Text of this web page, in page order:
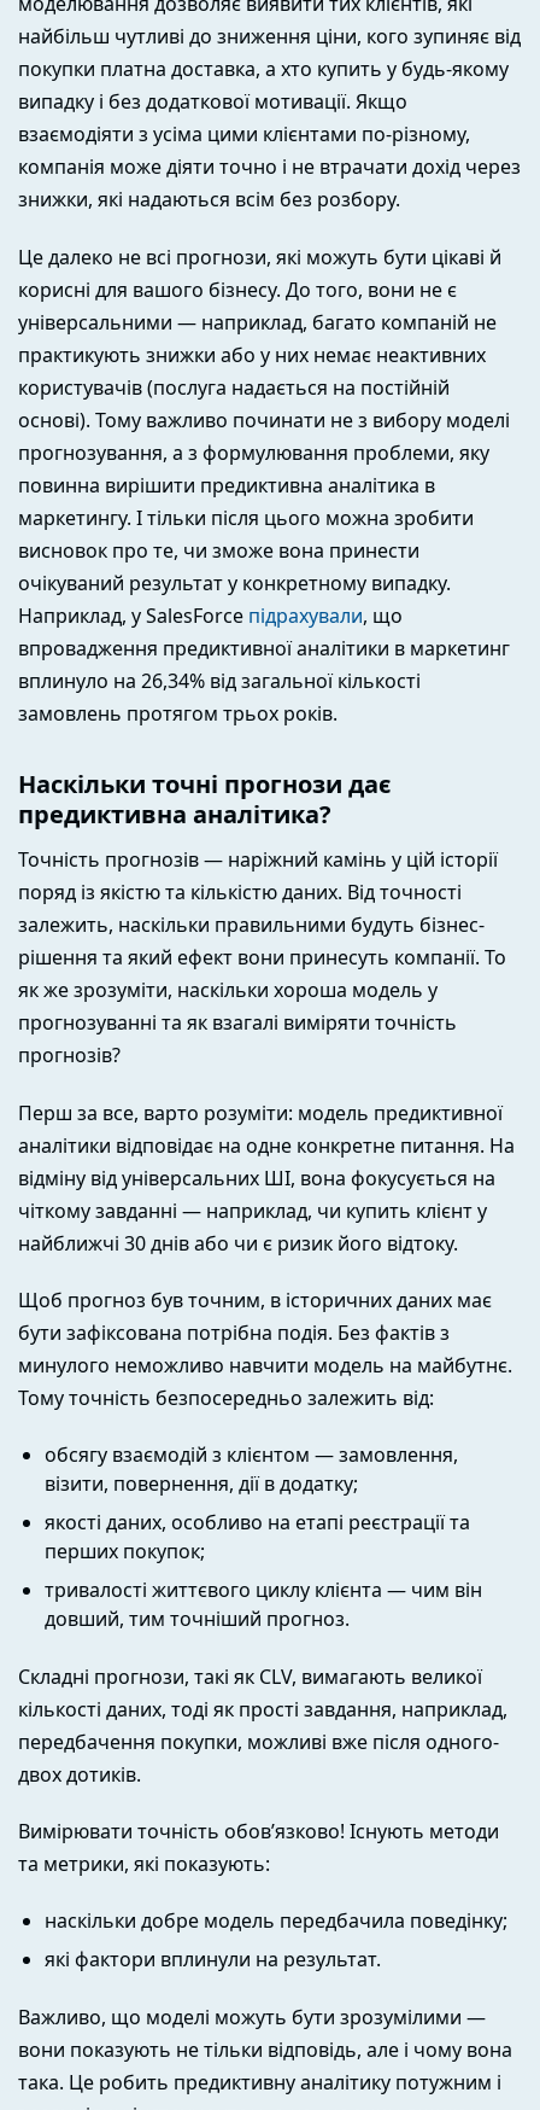
найбільш чутливі до зниження ціни, кого зупиняє від
покупки платна доставка, а хто купить у будь-якому
випадку і без додаткової мотивації. Якщо
взаємодіяти з усіма цими клієнтами по-різному,
компанія може діяти точно і не втрачати дохід через
знижки, які надаються всім без розбору.
Це далеко не всі прогнози, які можуть бути цікаві й
корисні для вашого бізнесу. До того, вони не є
універсальними — наприклад, багато компаній не
практикують знижки або у них немає неактивних
користувачів (послуга надається на постійній
основі). Тому важливо починати не з вибору моделі
прогнозування, а з формулювання проблеми, яку
повинна вирішити предиктивна аналітика в
маркетингу. І тільки після цього можна зробити
висновок про те, чи зможе вона принести
очікуваний результат у конкретному випадку.
Наприклад, у SalesForce підрахували, що
впровадження предиктивної аналітики в маркетинг
вплинуло на 26,34% від загальної кількості
замовлень протягом трьох років.
Наскільки точні прогнози дає
предиктивна аналітика?
Точність прогнозів — наріжний камінь у цій історії
поряд із якістю та кількістю даних. Від точності
залежить, наскільки правильними будуть бізнес-
рішення та який ефект вони принесуть компанії. То
як же зрозуміти, наскільки хороша модель у
прогнозуванні та як взагалі виміряти точність
прогнозів?
Перш за все, варто розуміти: модель предиктивної
аналітики відповідає на одне конкретне питання. На
відміну від універсальних ШІ, вона фокусується на
чіткому завданні — наприклад, чи купить клієнт у
найближчі 30 днів або чи є ризик його відтоку.
Щоб прогноз був точним, в історичних даних має
бути зафіксована потрібна подія. Без фактів з
минулого неможливо навчити модель на майбутнє.
Тому точність безпосередньо залежить від:
обсягу взаємодій з клієнтом — замовлення,
візити, повернення, дії в додатку;
якості даних, особливо на етапі реєстрації та
перших покупок;
тривалості життєвого циклу клієнта — чим він
довший, тим точніший прогноз.
Складні прогнози, такі як CLV, вимагають великої
кількості даних, тоді як прості завдання, наприклад,
передбачення покупки, можливі вже після одного-
двох дотиків.
Вимірювати точність обов’язково! Існують методи
та метрики, які показують:
наскільки добре модель передбачила поведінку;
які фактори вплинули на результат.
Важливо, що моделі можуть бути зрозумілими —
вони показують не тільки відповідь, але і чому вона
така. Це робить предиктивну аналітику потужним і